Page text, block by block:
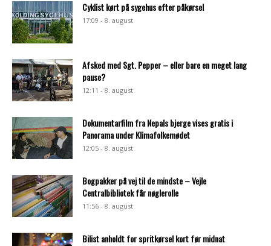
Cyklist kørt på sygehus efter påkørsel
17:09 - 8. august
Afsked med Sgt. Pepper – eller bare en meget lang
pause?
12:11 - 8. august
Dokumentarfilm fra Nepals bjerge vises gratis i
Panorama under Klimafolkemødet
12:05 - 8. august
Bogpakker på vej til de mindste – Vejle
Centralbibliotek får nøglerolle
11:56 - 8. august
Bilist anholdt for spritkørsel kort før midnat